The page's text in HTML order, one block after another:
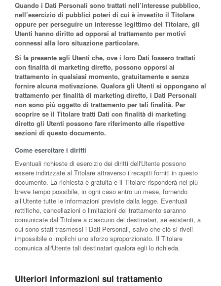
Quando i Dati Personali sono trattati nell’interesse pubblico,
nell’esercizio di pubblici poteri di cui è investito il Titolare
oppure per perseguire un interesse legittimo del Titolare, gli
Utenti hanno diritto ad opporsi al trattamento per motivi
connessi alla loro situazione particolare.
Si fa presente agli Utenti che, ove i loro Dati fossero trattati
con finalità di marketing diretto, possono opporsi al
trattamento in qualsiasi momento, gratuitamente e senza
fornire alcuna motivazione. Qualora gli Utenti si oppongano al
trattamento per finalità di marketing diretto, i Dati Personali
non sono più oggetto di trattamento per tali finalità. Per
scoprire se il Titolare tratti Dati con finalità di marketing
diretto gli Utenti possono fare riferimento alle rispettive
sezioni di questo documento.
Come esercitare i diritti
Eventuali richieste di esercizio dei diritti dell'Utente possono
essere indirizzate al Titolare attraverso i recapiti forniti in questo
documento. La richiesta è gratuita e il Titolare risponderà nel più
breve tempo possibile, in ogni caso entro un mese, fornendo
all’Utente tutte le informazioni previste dalla legge. Eventuali
rettifiche, cancellazioni o limitazioni del trattamento saranno
comunicate dal Titolare a ciascuno dei destinatari, se esistenti, a
cui sono stati trasmessi i Dati Personali, salvo che ciò si riveli
impossibile o implichi uno sforzo sproporzionato. Il Titolare
comunica all'Utente tali destinatari qualora egli lo richieda.
Ulteriori informazioni sul trattamento